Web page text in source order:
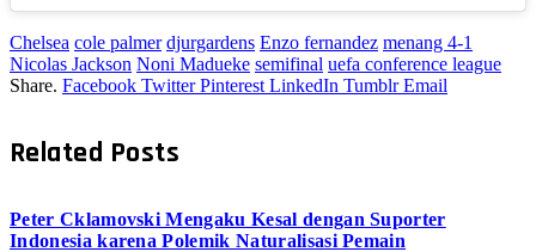
Chelsea cole palmer djurgardens Enzo fernandez menang 4-1
Nicolas Jackson Noni Madueke semifinal uefa conference league
Share. Facebook Twitter Pinterest LinkedIn Tumblr Email
Related Posts
Peter Cklamovski Mengaku Kesal dengan Suporter
Indonesia karena Polemik Naturalisasi Pemain